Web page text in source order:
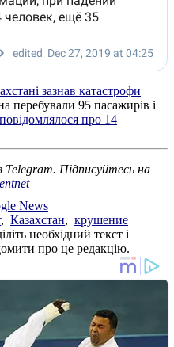
зазнав катастрофи
перебували 95 пасажирів і
повідомлялося про 14
Telegram. Підписуйтесь на
News
, Казахстан, крушение
необхідний текст і
про це редакцію.